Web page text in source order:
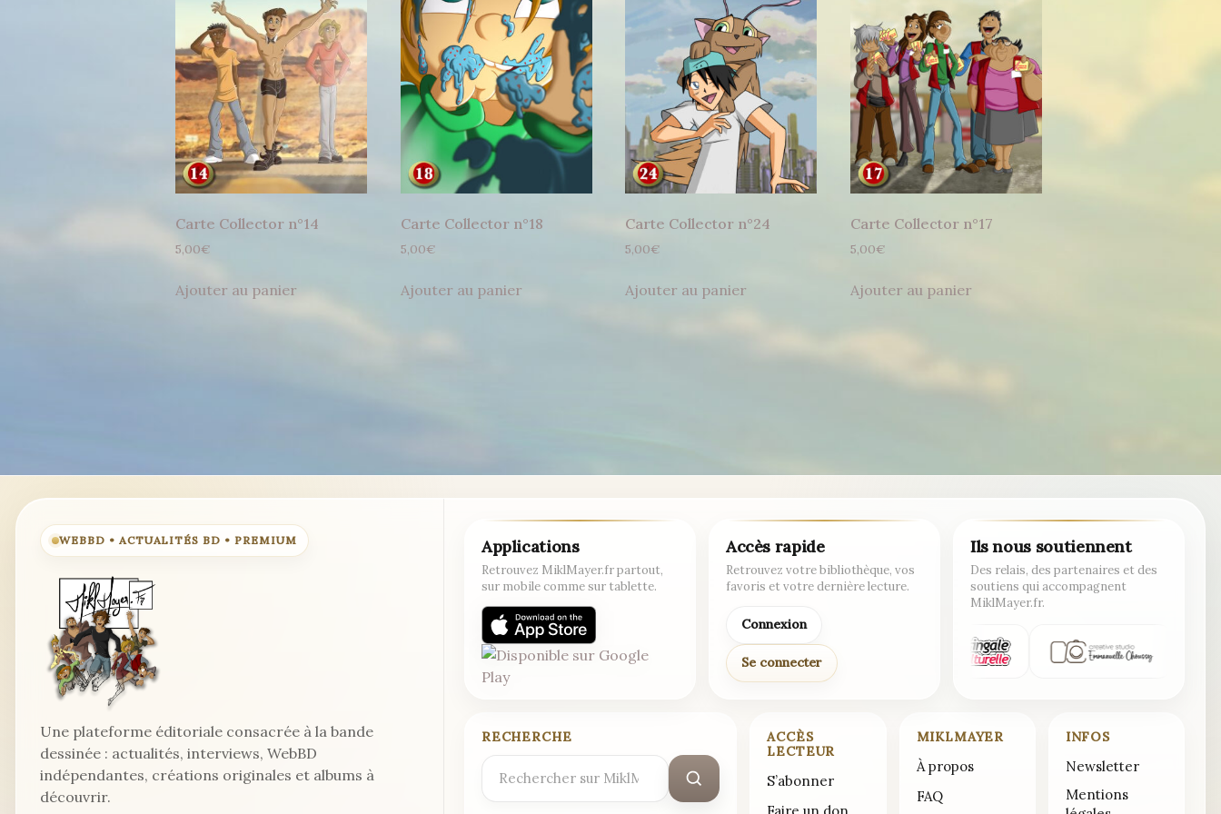
Carte Collector n°14
5,00€
Ajouter au panier
Carte Collector n°18
5,00€
Ajouter au panier
Carte Collector n°24
5,00€
Ajouter au panier
Carte Collector n°17
5,00€
Ajouter au panier
WEBBD • ACTUALITÉS BD • PREMIUM
Une plateforme éditoriale consacrée à la bande
dessinée : actualités, interviews, WebBD
indépendantes, créations originales et albums à
découvrir.
Applications
Retrouvez MiklMayer.fr partout,
sur mobile comme sur tablette.
Accès rapide
Retrouvez votre bibliothèque, vos
favoris et votre dernière lecture.
Connexion
Se connecter
Ils nous soutiennent
Des relais, des partenaires et des
soutiens qui accompagnent
MiklMayer.fr.
RECHERCHE
Rechercher
ACCÈS
LECTEUR
S’abonner
MIKLMAYER
À propos
FAQ
INFOS
Newsletter
Mentions